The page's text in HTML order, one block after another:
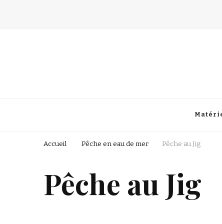
Accueil Pêche en eau de mer Pêche au Jig
Pêche au Jig